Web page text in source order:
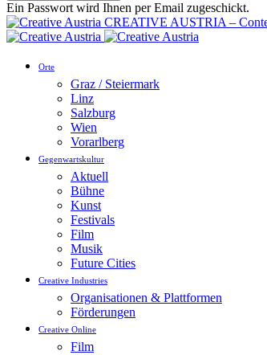
Ein Passwort wird Ihnen per Email zugeschickt.
CREATIVE AUSTRIA –
Orte
Graz / Steiermark
Linz
Salzburg
Wien
Vorarlberg
Gegenwartskultur
Aktuell
Bühne
Kunst
Festivals
Film
Musik
Future Cities
Creative Industries
Organisationen & Plattformen
Förderungen
Creative Online
Film